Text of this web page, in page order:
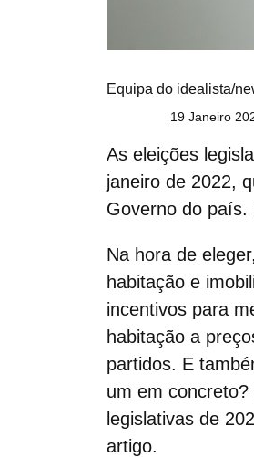
Equipa do idealista/
19 Janeiro
As eleições
janeiro de 2022,
Governo do país.
Na hora de
habitação e
incentivos para
habitação a
partidos. E
um em
legislativas de
artigo.